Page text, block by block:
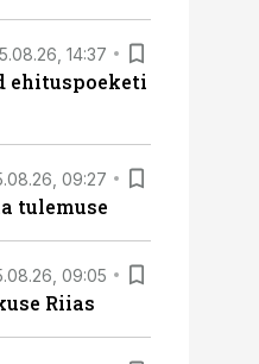
14:37
ehituspoeketi
09:27
tulemuse
09:05
Riias